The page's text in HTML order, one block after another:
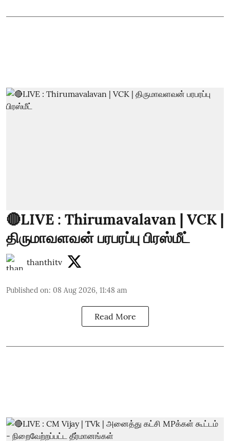
🔴LIVE : Thirumavalavan | VCK |
திருமாவளவன் பரபரப்பு பிரஸ்மீட்
thanthitv
Published on: 08 Aug 2026, 11:48 am
Read More